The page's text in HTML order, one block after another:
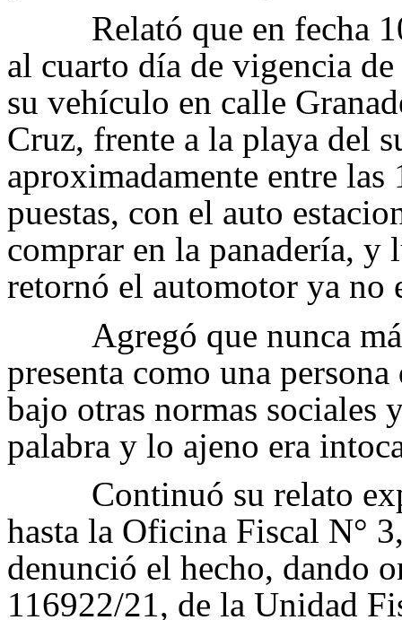
Relató que en fecha
al cuarto día de vigencia
su vehículo en calle
Cruz, frente a la playa del
aproximadamente entre
puestas, con el auto
comprar en la panadería, y
retornó el automotor ya no
Agregó que nunca
presenta como una
bajo otras normas sociales
palabra y lo ajeno era
Continuó su relato
hasta la Oficina Fiscal N°
denunció el hecho, dando
116922/21, de la Unidad